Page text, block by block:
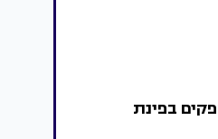
בפינת